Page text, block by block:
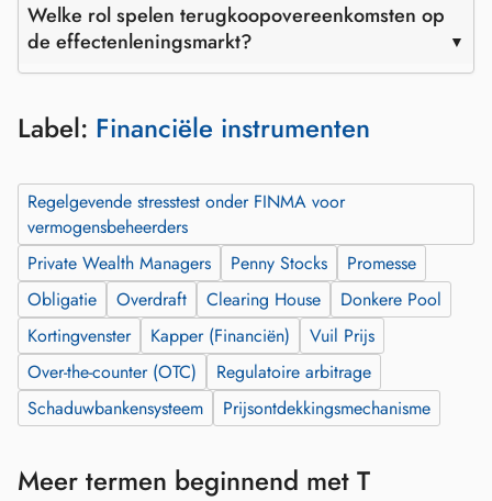
Welke rol spelen terugkoopovereenkomsten op
de effectenleningsmarkt?
Label: Financiële instrumenten
Regelgevende stresstest onder FINMA voor
vermogensbeheerders
Private Wealth Managers
Penny Stocks
Promesse
Obligatie
Overdraft Clearing House
Donkere Pool
Kortingvenster
Kapper (Financiën)
Vuil Prijs
Over-the-counter (OTC)
Regulatoire arbitrage
Schaduwbankensysteem
Prijsontdekkingsmechanisme
Meer termen beginnend met T